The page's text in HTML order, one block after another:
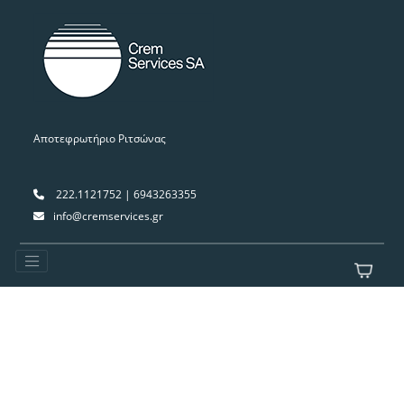
Αποτεφρωτήριο Ριτσώνας
222.1121752 | 6943263355
info@cremservices.gr